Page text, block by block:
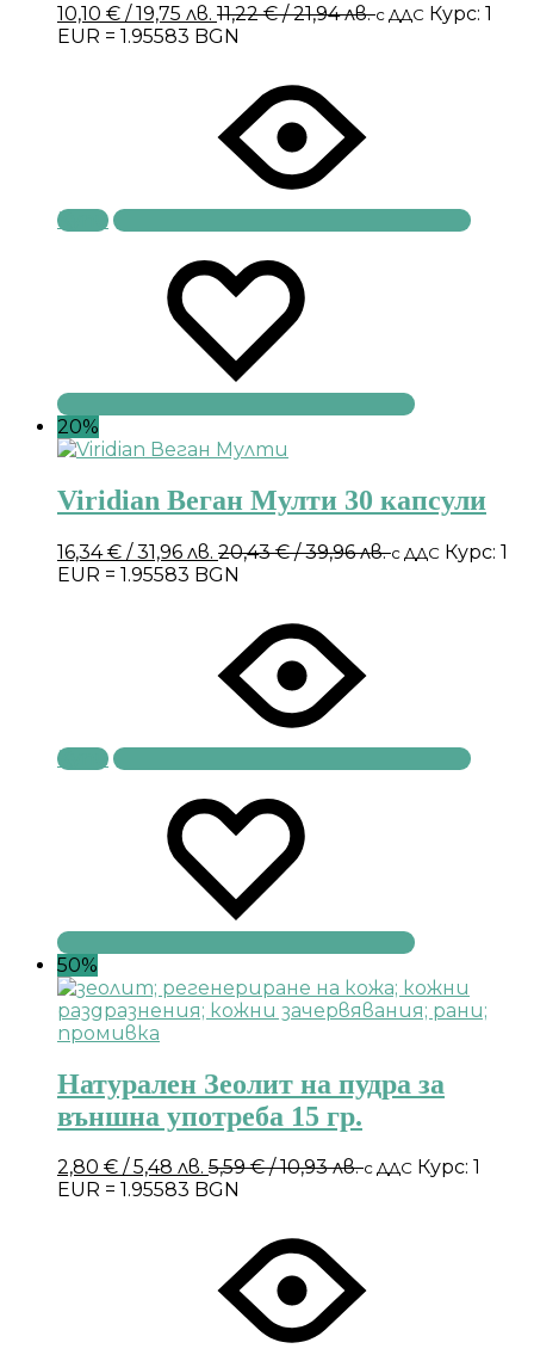
10,10 € / 19,75 лв. 11,22€/ 21,94 лв.с ДДС Курс: 1
EUR = 1.95583 BGN
Купи
20%
Viridian Веган Мулти 30 капсули
16,34€ / 31,96 лв. 20,43€/ 39,96 лв.с ДДС Курс: 1
EUR = 1.95583 BGN
Купи
50%
Натурален Зеолит на пудра за
външна употреба 15 гр.
2,80 € / 5,48 лв. 5,59€/ 10,93 лв.с ДДС Курс: 1
EUR = 1.95583 BGN